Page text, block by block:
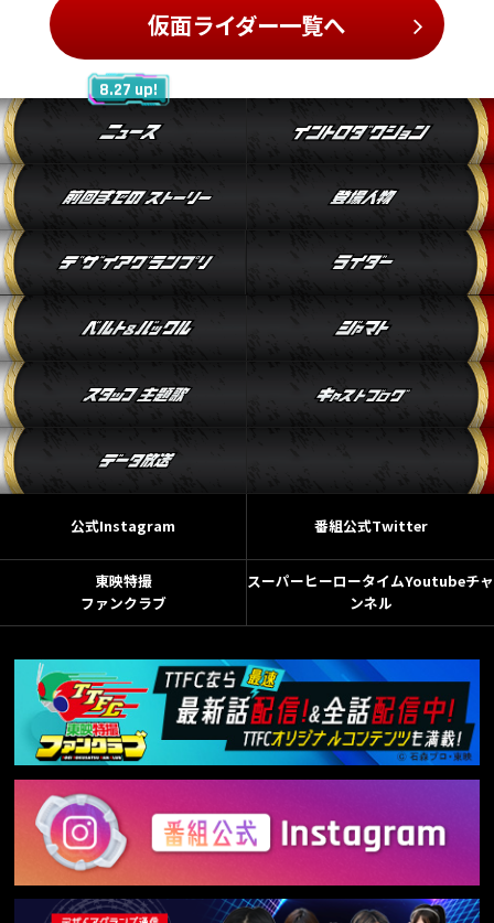
仮面ライダー一覧へ
8.27 up!
公式Instagram 番組公式Twitter
東映特撮
ファンクラブ
スーパーヒーロータイムYoutubeチャ
ンネル